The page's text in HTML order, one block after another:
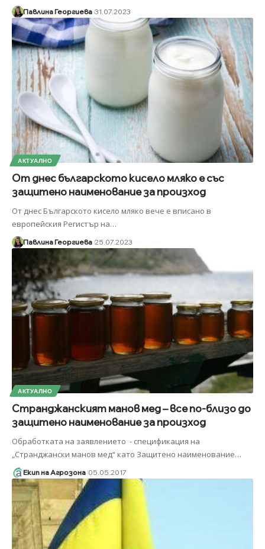
Павлина Георгиева 31.07.2023
АКТУАЛНО
От днес българското кисело мляко е със
защитено наименование за произход
От днес Българското кисело мляко вече е вписано в
европейския Регистър на…
Павлина Георгиева 25.07.2023
АКТУАЛНО
Странджанският манов мед – все по-близо до
защитено наименование за произход
Обработката на заявлението - спецификация на
„Странджански манов мед“ като Защитено наименование…
Екип на Агрозона 05.05.2017